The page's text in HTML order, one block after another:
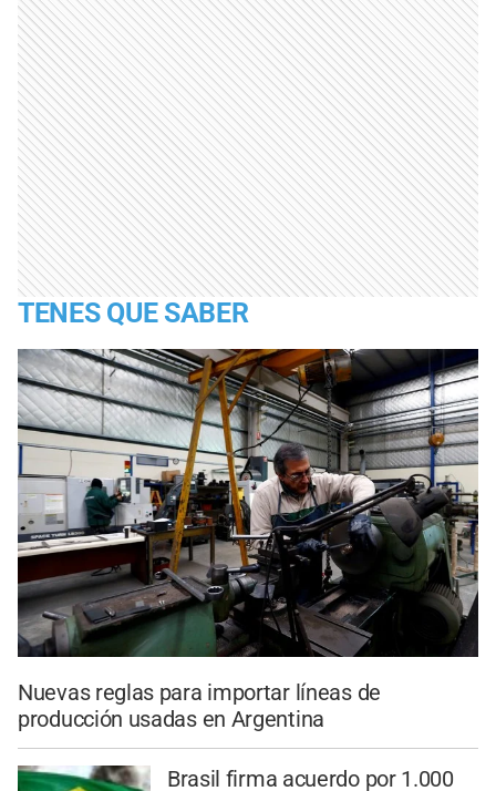
TENES QUE SABER
Nuevas reglas para importar líneas de
producción usadas en Argentina
Brasil firma acuerdo por 1.000